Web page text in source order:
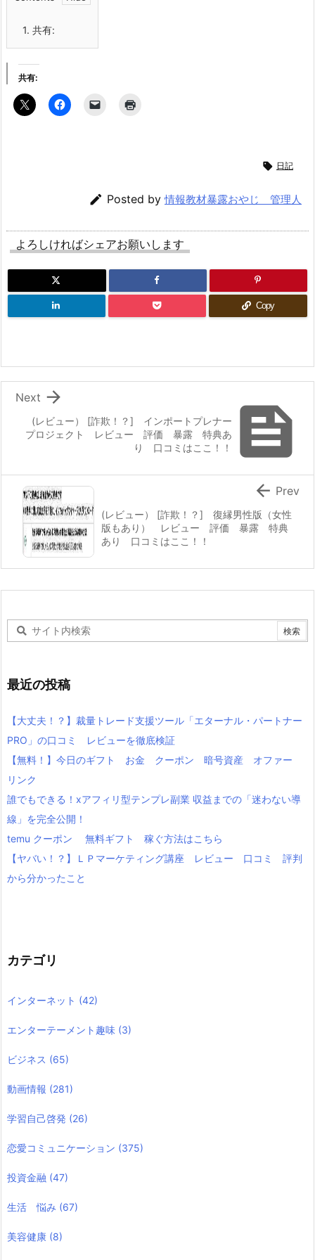
1. 共有:
共有:
 日記
 Posted by情報教材暴露おやじ 管理人
よろしければシェアお願いします
Copy

(レビュー） [詐欺！？] インポートプレナー
プロジェクト レビュー 評価 暴露 特典あ
り 口コミはここ！！

Next
(レビュー） [詐欺！？] 復縁男性版（女性
版もあり） レビュー 評価 暴露 特典
あり 口コミはここ！！
 Prev
最近の投稿
【大丈夫！？】裁量トレード支援ツール「エターナル・パートナー
PRO」の口コミ レビューを徹底検証
【無料！】今日のギフト お金 クーポン 暗号資産 オファー
リンク
誰でもできる！xアフィリ型テンプレ副業 収益までの「迷わない導
線」を完全公開！
temu クーポン 無料ギフト 稼ぐ方法はこちら
【ヤバい！？】ＬＰマーケティング講座 レビュー 口コミ 評判
から分かったこと
カテゴリ
インターネット (42)
エンターテーメント趣味 (3)
ビジネス (65)
動画情報 (281)
学習自己啓発 (26)
恋愛コミュニケーション (375)
投資金融 (47)
生活 悩み (67)
美容健康 (8)